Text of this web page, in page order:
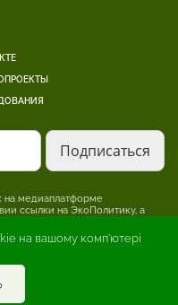
на вашому комп'ютері
на медиаплатформе
ссылки на ЭкоПолитику, а
оригинальный материал.
опубликованной в рекламных